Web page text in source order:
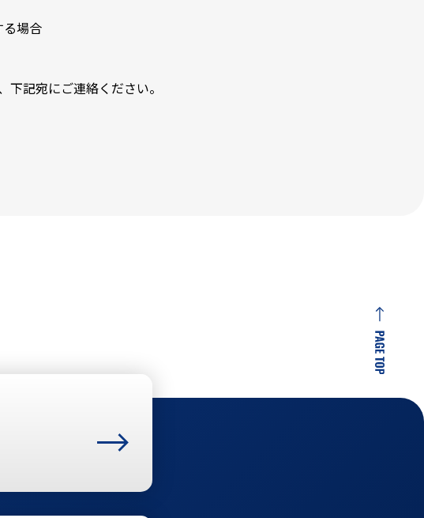
る場合
記宛にご連絡ください。